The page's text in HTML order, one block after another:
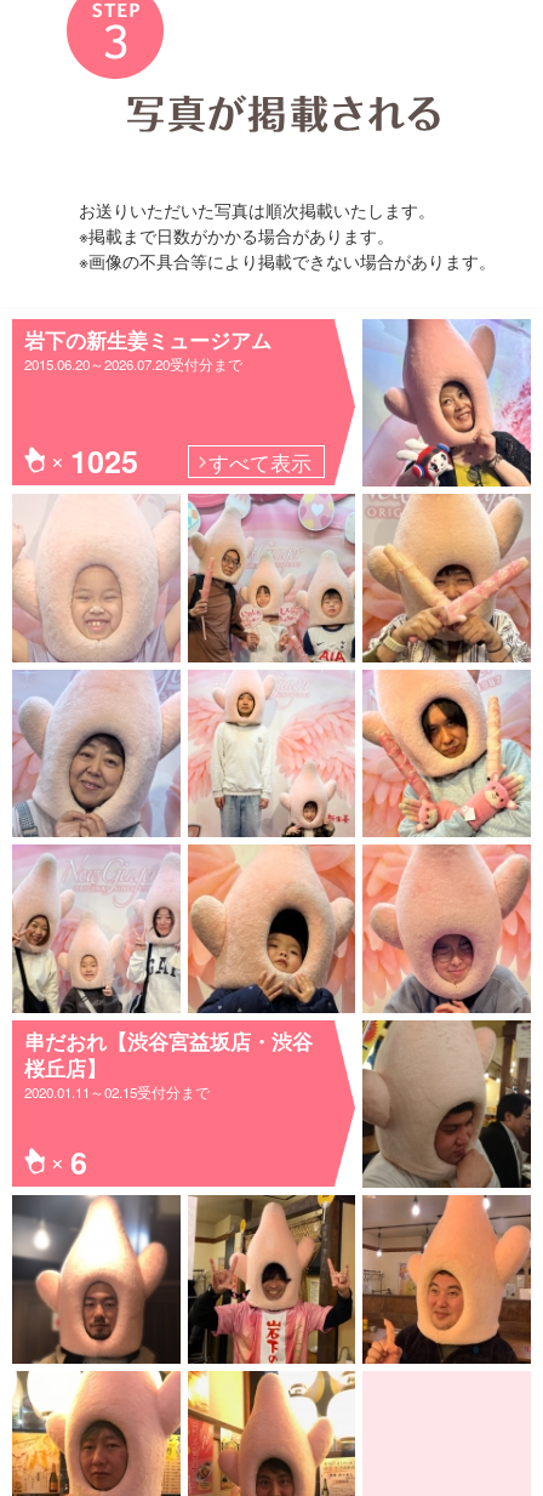
お送りいただいた写真は順次掲載いたします。
※掲載まで日数がかかる場合があります。
※画像の不具合等により掲載できない場合があります。
岩下の新生姜ミュージアム
2015.06.20～2026.07.20受付分まで
1025 すべて表示
串だおれ【渋谷宮益坂店・渋谷
桜丘店】
2020.01.11～02.15受付分まで
6